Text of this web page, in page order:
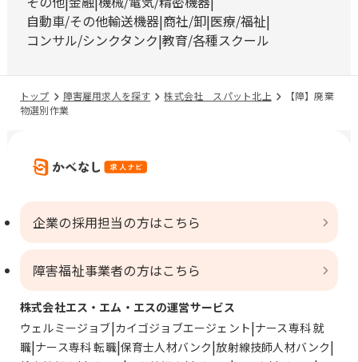
自動車/その他輸送機器 商社/卸 医療/福祉
コンサル/シンクタンク 教育/各種スクール
トップ 障害雇用求人を探す 株式会社 スパット北上
【障】廃棄
物選別作業
企業の採用担当の方はこちら
障害福祉事業者の方はこちら
株式会社エス・エム・エスの運営サービス
ウェルミージョブ カイゴジョブエージェント ナース専科 就
職 ナース専科 転職 保育士人材バンク 放射線技師人材バンク